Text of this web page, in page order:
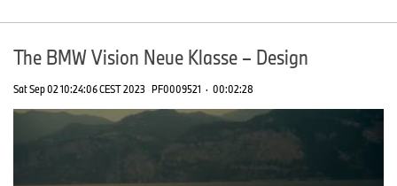
The BMW Vision Neue Klasse – Design
Sat Sep 02 10:24:06 CEST 2023 PF0009521 · 00:02:28